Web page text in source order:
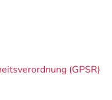
(GPSR)